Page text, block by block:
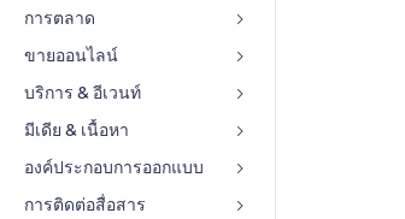
การตลาด
โฆษณา
โทรศัพท์มือถือ
บทวิเคราะห์
โซเชียล
ขายออนไลน์
แอปสำหรับร้านค้า
การจัดส่ง & ส่งมอบสินค้า
ปุ่มการจำหน่าย
คอร์สออนไลน์
บริการ & อีเวนท์
โรงแรม
อีเวนท์
ร้านอาหาร
มีเดีย & เนื้อหา
แกลเลอรี
เพลง
องค์ประกอบการออกแบบ
แผนที่  & การนำทาง